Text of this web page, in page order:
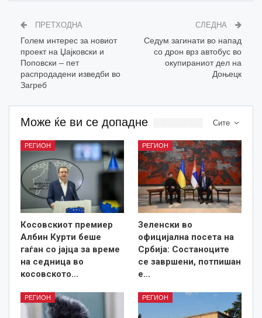
ПРЕТХОДНА
Голем интерес за новиот
проект на Џајковски и
Поповски – пет
распродадени изведби во
Загреб
СЛЕДНА
Седум загинати во напад
со дрон врз автобус во
окупираниот дел на
Доњецк
Сите
Може ќе ви се допадне
РЕГИОН
Косовскиот премиер
Албин Курти беше
гаѓан со јајца за време
на седница во
косовското…
РЕГИОН
Зеленски во
официјална посета на
Србија: Состаноците
се завршени, потпишан
е…
РЕГИОН РЕГИОН